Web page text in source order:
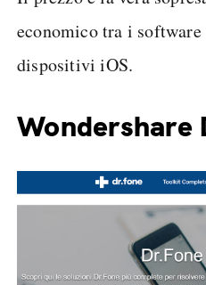
economico tra i
dispositivi iOS.
Wondershare